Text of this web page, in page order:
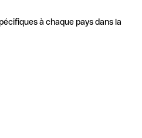
à chaque pays dans la